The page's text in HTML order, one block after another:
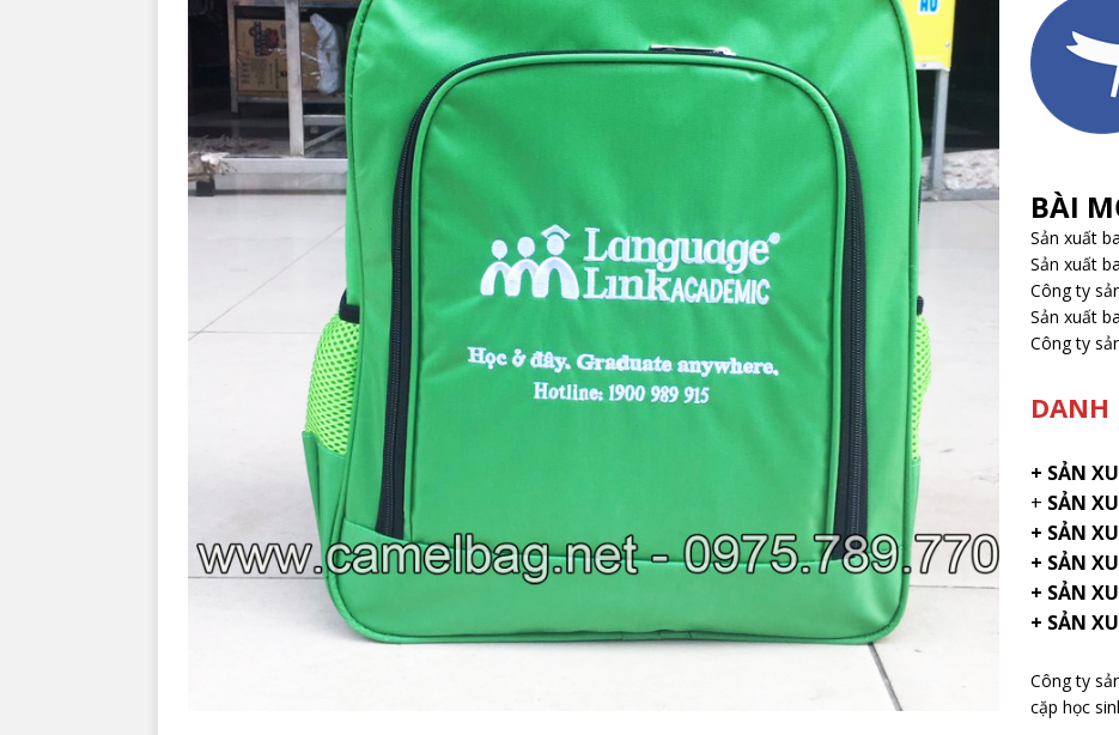
BÀI
Sản xuất
Sản xuất
Công ty
Sản xuất
Công ty
DANH
+ SẢN
+ SẢN
+ SẢN
+ SẢN
+ SẢN
+ SẢN
Công ty
cặp học